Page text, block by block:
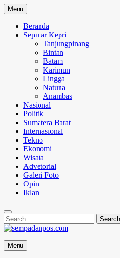
Skip
to
content
Menu
Beranda
Seputar Kepri
Tanjungpinang
Bintan
Batam
Karimun
Lingga
Natuna
Anambas
Nasional
Politik
Sumatera Barat
Internasional
Tekno
Ekonomi
Wisata
Advetorial
Galeri Foto
Opini
Iklan
Search
for:
Search
sempadanpos.com
Menyampaikan Berita Dengan Analisa
Menu